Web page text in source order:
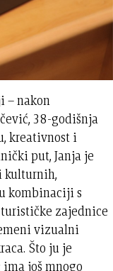
– nakon
38-godišnja
kreativnost i
put, Janja je
kulturnih,
kombinaciji s
zajednice
vizualni
Što ju je
još mnogo